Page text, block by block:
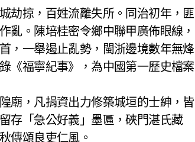
劫掠，百姓流離失所。同治初年，匪
亂。陳培桂密令鄉中聯甲廣佈眼線，
，一舉遏止亂勢，閩浙邊境數年無烽
《福寧紀事》，為中國第一歷史檔案
廟，凡捐資出力修築城垣的士紳，皆
存「急公好義」墨匾，硤門湛氏藏
傳頌良吏仁風。